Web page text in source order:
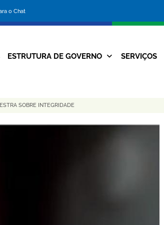
o Chat
da
Prefeitura
Navegação
ESTRUTURA DE GOVERNO SERVIÇOS
SOBRE INTEGRIDADE